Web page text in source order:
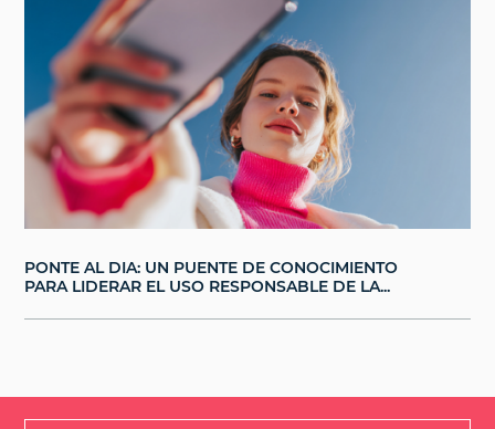
PONTE AL DIA: UN PUENTE DE CONOCIMIENTO
PARA LIDERAR EL USO RESPONSABLE DE LA...